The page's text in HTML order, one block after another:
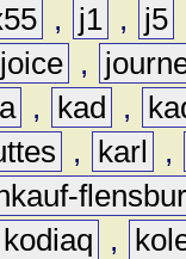
, j1 , j5
joice ,
, kad ,
, karl
,
kodiaq ,